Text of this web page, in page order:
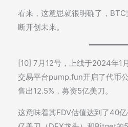
看来，这意思就很明确了，
断开创未来。
[10] 7月12号，上线于2024年1
交易平台pump.fun开启了代币
售出12.5%，募资5亿美刀。
这意味着其FDV估值达到了40